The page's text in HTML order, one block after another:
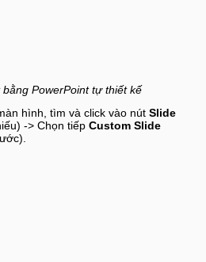
PowerPoint tự thiết kế
hình, tìm và click vào nút Slide
-> Chọn tiếp Custom Slide